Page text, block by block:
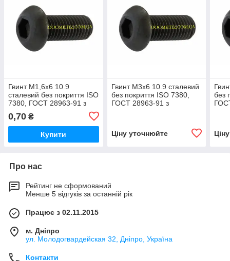
Гвинт М1,6х6 10.9
сталевий без покриття ISO
7380, ГОСТ 28963-91 з
внутрішнім
шестигранником
0,70 ₴
Купити
Гвинт М3х6 10.9 сталевий
без покриття ISO 7380,
ГОСТ 28963-91 з
Ціну уточнюйте
без
Про нас
Рейтинг не сформований
Менше 5 відгуків за останній рік
Працює з 02.11.2015
м. Дніпро
ул. Молодогвардейская 32, Дніпро, Україна
Контакти